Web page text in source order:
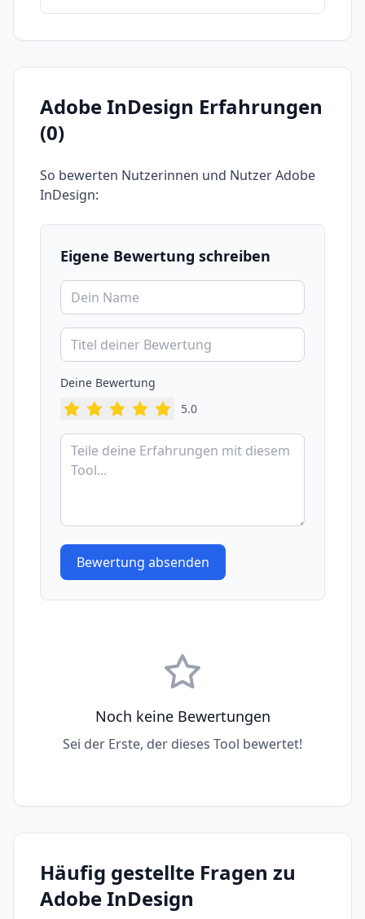
Adobe InDesign Erfahrungen
(0)
So bewerten Nutzerinnen und NutzerAdobe
InDesign:
Eigene Bewertung schreiben
Deine Bewertung
5.0
Bewertung absenden
Noch keine Bewertungen
Sei der Erste, der dieses Tool bewertet!
Häufig gestellte Fragen zu
Adobe InDesign